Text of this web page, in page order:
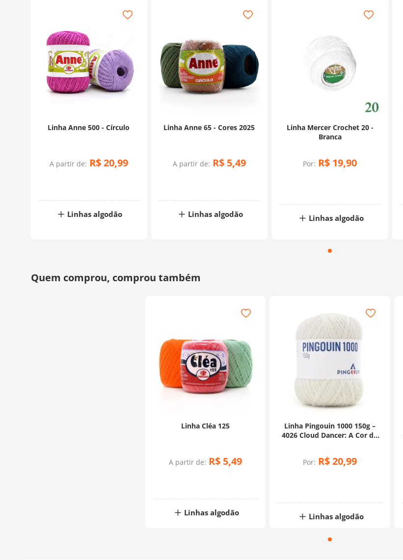
Linha Anne 500 - Círculo
A partir de: R$20,99
Linhas algodão
Linha Anne 65 - Cores 2025
A partir de: R$ 5,49
Linhas algodão
Linha Mercer Crochet 20 -
Branca
Por: R$ 19,90
Linhas algodão
Linha Cléa 125
A partir de: R$ 5,49
Linhas algodão
Linha Pingouin 1000 150g –
4026 Cloud Dancer: A Cor do
Por: R$20,99
Linhas algodão